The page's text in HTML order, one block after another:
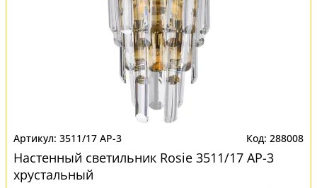
3511/17 AP-3 288008
Настенный светильник Rosie 3511/17 AP-3
хрустальный